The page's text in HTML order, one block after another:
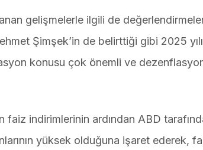
gelişmelerle ilgili de
Şimşek’in de belirttiği gibi 2025
konusu çok önemli ve
faiz indirimlerinin ardından ABD
yüksek olduğuna işaret ederek,